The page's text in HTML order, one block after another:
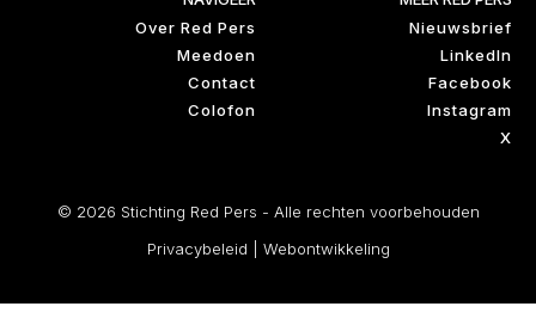
Over Red Pers
Meedoen
Contact
Colofon
Nieuwsbrief
LinkedIn
Facebook
Instagram
X
© 2026 Stichting Red Pers - Alle rechten voorbehouden
Privacybeleid
Webontwikkeling